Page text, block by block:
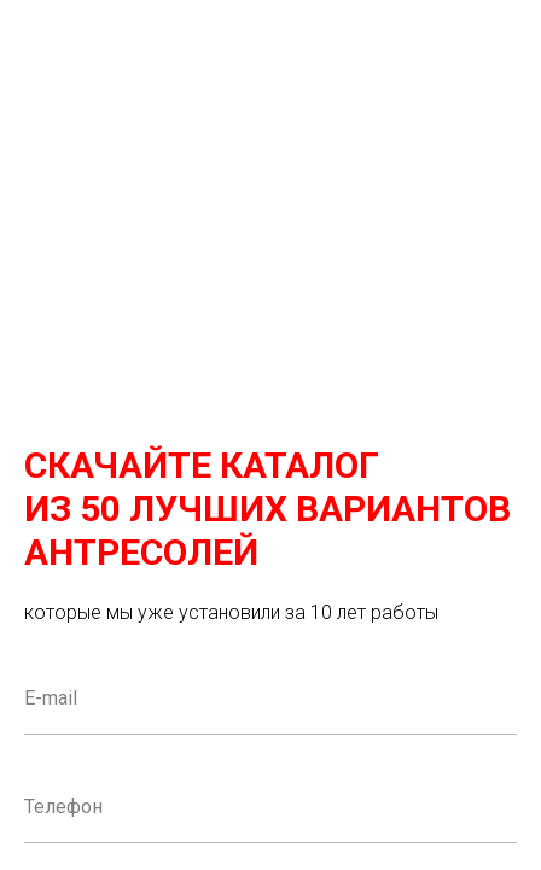
СКАЧАЙТЕ КАТАЛОГ
ИЗ 50 ЛУЧШИХ ВАРИАНТОВ
АНТРЕСОЛЕЙ
которые мы уже установили за 10 лет работы